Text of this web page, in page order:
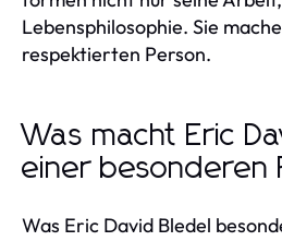
Lebensphilosophie. Sie
respektierten Person.
Was macht Eric
einer besonderen
Was Eric David Bledel